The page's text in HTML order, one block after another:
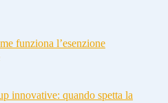
funziona l’esenzione
innovative: quando spetta la